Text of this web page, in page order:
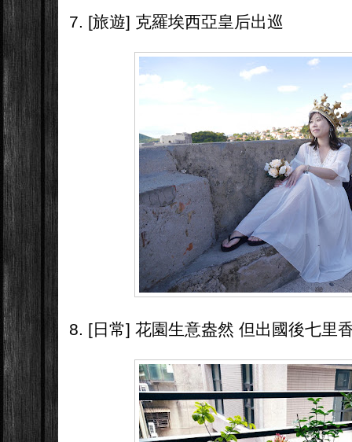
7. [旅遊] 克羅埃西亞皇后出巡
8. [日常] 花園生意盎然 但出國後七里